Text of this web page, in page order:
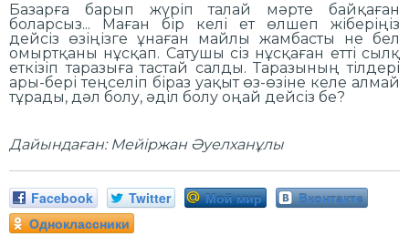
Базарға барып жүріп талай мәрте байқаған
боларсыз... Маған бір келі ет өлшеп жіберіңіз
дейсіз өзіңізге ұнаған майлы жамбасты не бел
омыртқаны нұсқап. Сатушы сіз нұсқаған етті сылқ
еткізіп таразыға тастай салды. Таразының тілдері
ары-бері теңселіп біраз уақыт өз-өзіне келе алмай
тұрады, дәл болу, әділ болу оңай дейсіз бе?
Дайындаған: Мейіржан Әуелханұлы
Facebook Twitter Мой мир
Вконтакте
Одноклассники